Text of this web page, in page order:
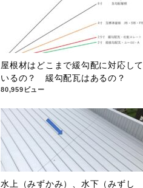
屋根材はどこまで緩勾配に対応して
いるの？ 緩勾配瓦はあるの？
80,959ビュー
水上（みずかみ）、水下（みずし